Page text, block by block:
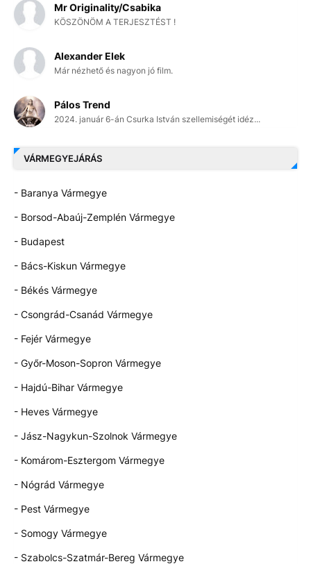
Mr Originality/Csabika
KÖSZÖNÖM A TERJESZTÉST !
Alexander Elek
Már nézhető és nagyon jó film.
Pálos Trend
2024. január 6-án Csurka István szellemiségét idéz...
VÁRMEGYEJÁRÁS
- Baranya Vármegye
- Borsod-Abaúj-Zemplén Vármegye
- Budapest
- Bács-Kiskun Vármegye
- Békés Vármegye
- Csongrád-Csanád Vármegye
- Fejér Vármegye
- Győr-Moson-Sopron Vármegye
- Hajdú-Bihar Vármegye
- Heves Vármegye
- Jász-Nagykun-Szolnok Vármegye
- Komárom-Esztergom Vármegye
- Nógrád Vármegye
- Pest Vármegye
- Somogy Vármegye
- Szabolcs-Szatmár-Bereg Vármegye